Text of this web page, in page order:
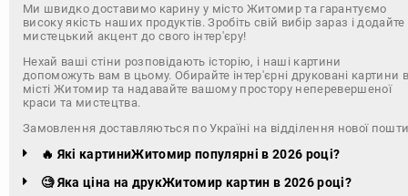
Ми швидко доставимо карину у місто Житомир та гарантуємо
високу якість наших продуктів. Зробіть свій вибір зараз і додайте
мистецький акцент до свого інтер'єру!
Нехай ваші стіни розповідають історію, і наші картини
допоможуть вам в цьому. Обирайте інтер'єрні друковані картини
місті Житомир та надавайте вашому простору неперевершеної
краси та мистецтва.
Замовлення доставляються по Україні на відділення нової
🔥 Які картиниЖитомир популярні в 2026 році?
🧐 Яка ціна на друкЖитомир картин в 2026 році?